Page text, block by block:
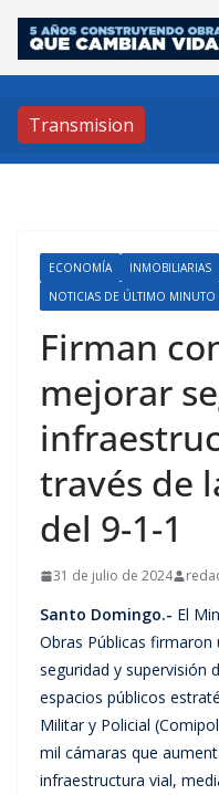
Skip
content
Transmision
ECONOMÍA INMOBILIARIAS
NOTICIAS DE ÚLTIMO MINUTO
Firman
mejorar
través de
del 9-1-1
31 de julio de 2024
Santo Domingo.- El
Obras Públicas
seguridad y supervisión
espacios públicos
Militar y Policial
mil cámaras que
infraestructura vial,